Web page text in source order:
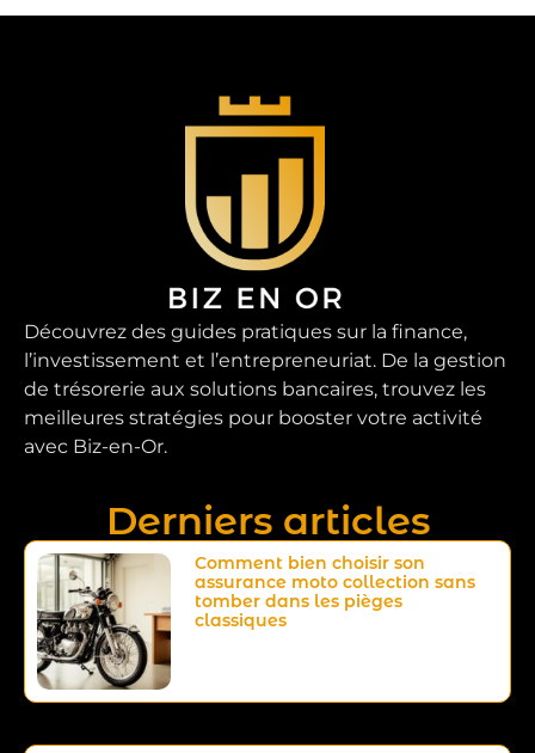
Découvrez des guides pratiques sur la finance,
l’investissement et l’entrepreneuriat. De la gestion
de trésorerie aux solutions bancaires, trouvez les
meilleures stratégies pour booster votre activité
avec Biz-en-Or.
Derniers articles
Comment bien choisir son
assurance moto collection sans
tomber dans les pièges
classiques